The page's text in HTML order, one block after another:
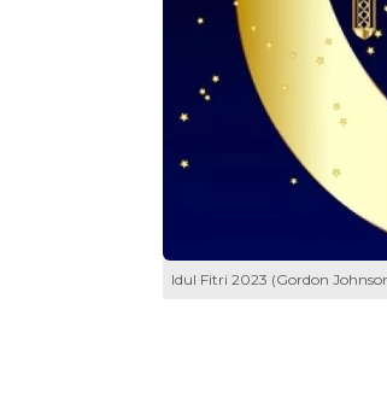
Idul Fitri 2023 (Gordon